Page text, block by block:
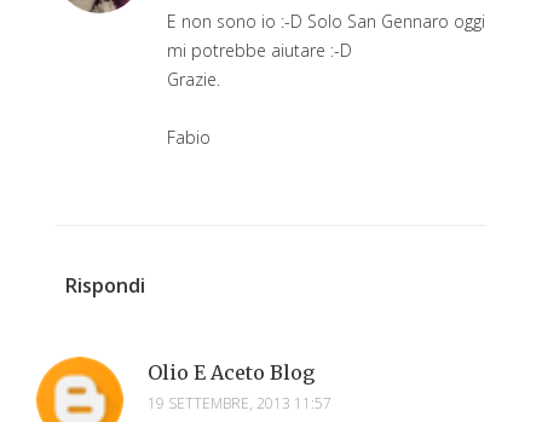
E non sono io :-D Solo San Gennaro oggi
mi potrebbe aiutare :-D
Grazie.
Fabio
Rispondi
Olio E Aceto Blog
19 SETTEMBRE, 2013 11:57